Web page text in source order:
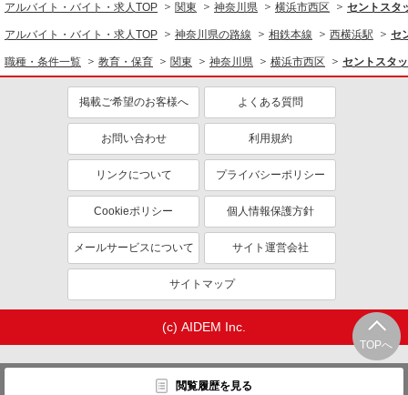
TOPへ
閲覧履歴を見る
アルバイト・バイト・求人TOP 関東 神奈川県 横浜市西区 セントスタ
アルバイト・バイト・求人TOP 神奈川県の路線 相鉄本線 西横浜駅 セ
職種・条件一覧 教育・保育 関東 神奈川県 横浜市西区 セントスタ
掲載ご希望のお客様へ よくある質問
お問い合わせ 利用規約
リンクについて プライバシーポリシー
Cookieポリシー 個人情報保護方針
メールサービスについて サイト運営会社
サイトマップ
(c) AIDEM Inc.